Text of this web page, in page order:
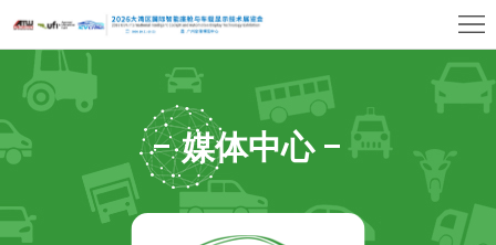
首
于
会
展
中
众
媒体中心